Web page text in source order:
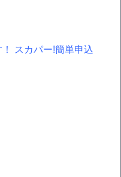
スカパー!簡単申込